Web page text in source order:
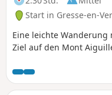
Start in Gresse-en-
Eine leichte
Ziel auf den Mont